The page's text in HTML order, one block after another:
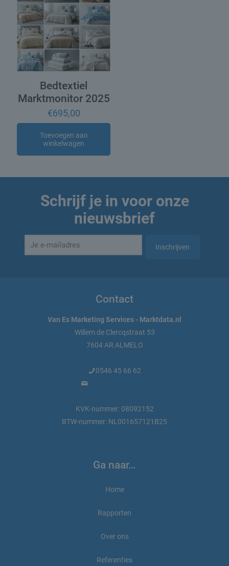
Bedtextiel
Marktmonitor 2025
€695,00
Toevoegen aan
winkelwagen
Schrijf je in voor onze
nieuwsbrief
Contact
Van Es Marketing Services - Marktdata.nl
Willem de Clercqstraat 53
7604 AR ALMELO
0546 45 66 62
KVK-nummer: 08092152
BTW-nummer: NL001657121B25
Ga naar…
Home
Rapporten
Rapporten bestellen
Beauty en wellness
Rapport-voorbeeld
Over ons
Marktdata.nl
Referenties